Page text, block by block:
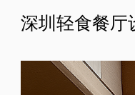
深圳轻食餐厅